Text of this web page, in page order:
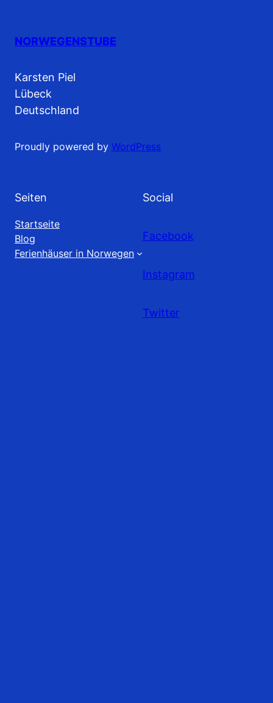
NORWEGENSTUBE
Karsten Piel
Lübeck
Deutschland
Proudly powered by WordPress
Seiten
Startseite
Blog
Ferienhäuser in Norwegen
Social
Facebook
Instagram
Twitter